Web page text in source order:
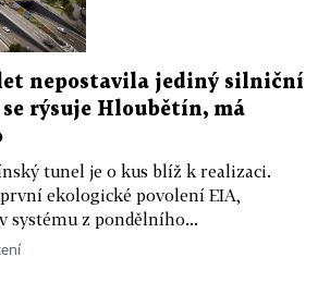
nepostavila jediný silniční
rýsuje Hloubětín, má
tunel je o kus blíž k realizaci.
ekologické povolení EIA,
systému z pondělního...